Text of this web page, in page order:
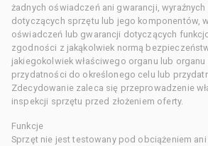
żadnych oświadczeń ani gwarancji, wyraźnych
dotyczących sprzętu lub jego komponentów,
oświadczeń lub gwarancji dotyczących
zgodności z jakąkolwiek normą
jakiegokolwiek właściwego organu lub organu
przydatności do określonego celu lub
Zdecydowanie zaleca się przeprowadzenie
inspekcji sprzętu przed złożeniem oferty.
Funkcje
Sprzęt nie jest testowany pod obciążeniem ani